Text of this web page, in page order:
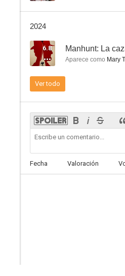
7.2
7.1
2024
6.8 Manhunt: La
Aparece como Mary
Ver todo
Fecha Valoración